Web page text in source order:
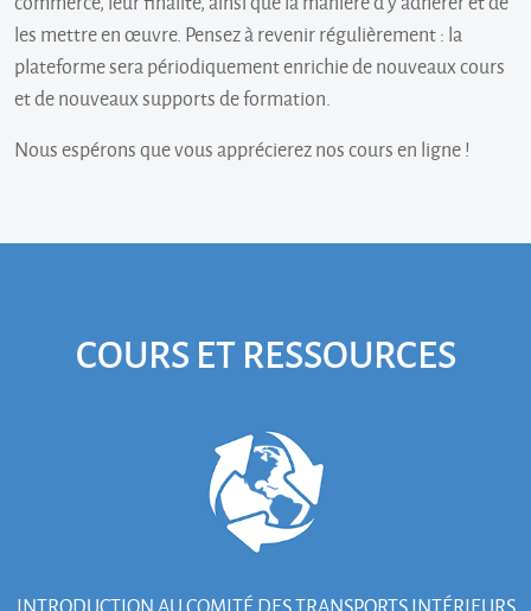
les mettre en œuvre. Pensez à revenir régulièrement : la
plateforme sera périodiquement enrichie de nouveaux cours
et de nouveaux supports de formation.
Nous espérons que vous apprécierez nos cours en ligne !
COURS ET RESSOURCES
INTRODUCTION AU COMITÉ DES TRANSPORTS INTÉRIEURS